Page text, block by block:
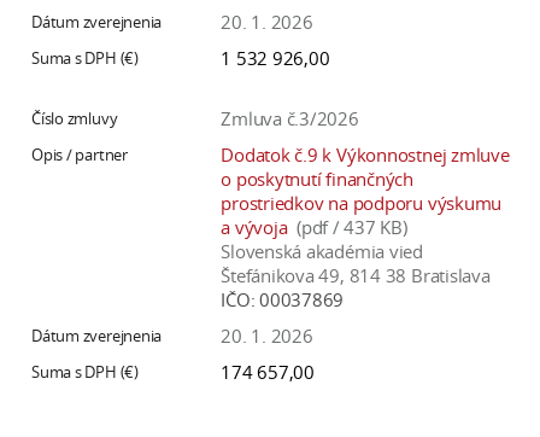
20. 1. 2026
1 532 926,00
Zmluva č.3/2026
Dodatok č.9 k Výkonnostnej zmluve
o poskytnutí finančných
prostriedkov na podporu výskumu
a vývoja (pdf / 437 KB)
Slovenská akadémia vied
Štefánikova 49, 814 38 Bratislava
IČO: 00037869
20. 1. 2026
174 657,00